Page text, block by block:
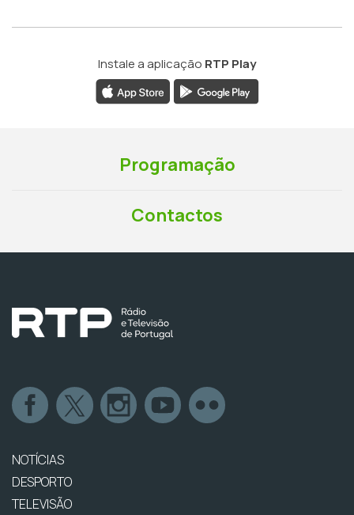
Instale a aplicação RTP Play
Programação
Contactos
NOTÍCIAS
DESPORTO
TELEVISÃO